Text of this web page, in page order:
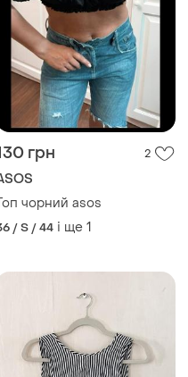
130 грн
ASOS
Топ чорний asos
36 / S / 44 і ще 1